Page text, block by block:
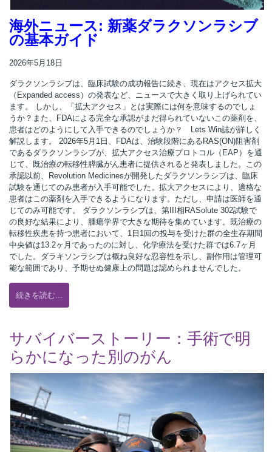
海外ニュース: 新薬ダラクソンラシブ
の基本ガイド
2026年5月18日
ダラクソンラシブは、臨床試験の成功報告に続き、現在はアクセス拡大
（Expanded access）の発表など、ニュースで大きく取り上げられてい
ます。 しかし、「拡大アクセス」とは実際には何を意味するのでしょ
うか？また、FDAによる完全な承認がまだ得られていないこの薬剤を、
患者はどのようにして入手できるのでしょうか？ Lets Win誌が詳しく
解説します。 2026年5月1日、FDAは、治験段階にあるRAS(ON)阻害剤
であるダラクソンラシブが、拡大アクセス治療プロトコル（EAP）を通
じて、既治療の転移性膵臓がん患者に提供されると発表しました。この
承認以前、Revolution Medicinesが開発したダラクソンラシブは、臨床
試験を通じてのみ患者が入手可能でした。拡大アクセスにより、適格な
患者はこの薬剤を入手できるようになります。ただし、申請は医師を通
じてのみ可能です。 ダラクソンラシブは、第III相RASolute 302試験で
の良好な結果により、腫瘍学界で大きな期待を集めています。既治療の
転移性疾患を持つ患者において、1日1回の投与を受けた群の全生存期間
中央値は13.2ヶ月であったのに対し、化学療法を受けた群では6.7ヶ月
でした。ダラキソンラシブは概ね良好な忍容性を示し、副作用は管理可
能な範囲であり、予期せぬ健康上の問題は認められませんでした。
続きを読む...
サバイバーストーリー：手術で明
らかになった別のがん